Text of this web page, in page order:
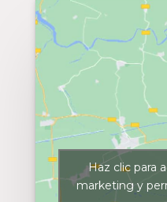
Haz clic para
marketing y